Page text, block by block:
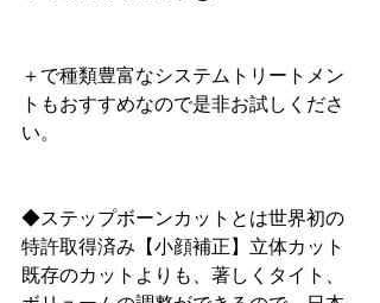
＋で種類豊富なシステムトリートメン
トもおすすめなので是非お試しくださ
い。
◆ステップボーンカットとは世界初の
特許取得済み【小顔補正】立体カット
既存のカットよりも、著しくタイト、